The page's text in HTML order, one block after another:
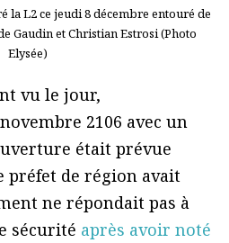
la L2 ce jeudi 8 décembre entouré de
Gaudin et Christian Estrosi (Photo
Elysée)
vu le jour,
2106 avec un
était prévue
préfet de région avait
ne répondait pas à
sécurité après avoir noté